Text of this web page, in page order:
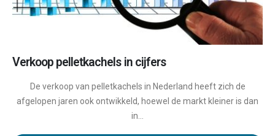
Verkoop pelletkachels in cijfers
De verkoop van pelletkachels in Nederland heeft zich de
afgelopen jaren ook ontwikkeld, hoewel de markt kleiner is dan
in...